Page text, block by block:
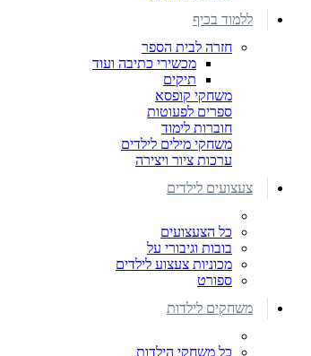
ללמוד בכיף
חזרה לבית הספר
מכשירי כתיבה ועוד
תיקים
משחקי קופסא
ספרים לפעוטות
חוברות לימוד
משחקי מילים לילדים
ערכות ציור ויצירה
צעצועים לילדים
כל הצעצועים
בובות וגיבורי על
מכוניות צעצוע לילדים
ספורט
משחקים לילדות
כל משחקי הילדות